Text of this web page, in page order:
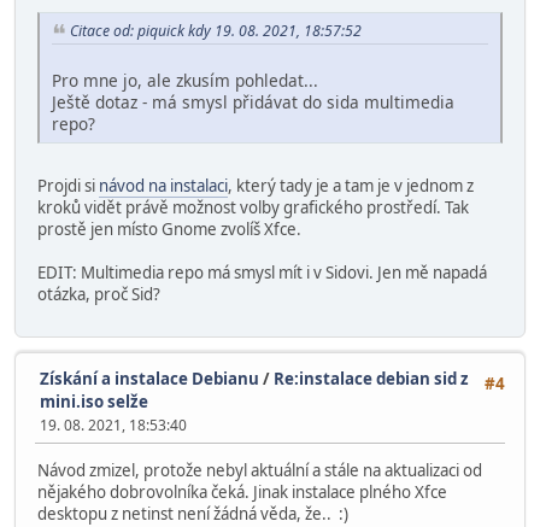
Citace od: piquick kdy 19. 08. 2021, 18:57:52
Pro mne jo, ale zkusím pohledat...
Ještě dotaz - má smysl přidávat do sida multimedia
repo?
Projdi si návod na instalaci, který tady je a tam je v jednom z
kroků vidět právě možnost volby grafického prostředí. Tak
prostě jen místo Gnome zvolíš Xfce.
EDIT: Multimedia repo má smysl mít i v Sidovi. Jen mě napadá
otázka, proč Sid?
#4
Získání a instalace Debianu / Re:instalace debian sid z
mini.iso selže
19. 08. 2021, 18:53:40
Návod zmizel, protože nebyl aktuální a stále na aktualizaci od
nějakého dobrovolníka čeká. Jinak instalace plného Xfce
desktopu z netinst není žádná věda, že.. :)